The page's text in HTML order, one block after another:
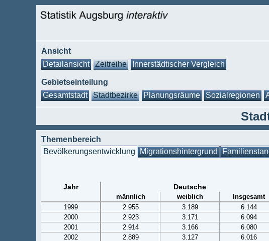
Ansicht
Detailansicht
Zeitreihe Innerstädtischer Vergleich
Gebietseinteilung
Gesamtstadt
Stadtbezirke Planungsräume Sozialregionen
Themenbereich
Bevölkerungsentwicklung Migrationshintergrund
Jahr Deutsche
männlich weiblich Insgesamt
1999
2.955 3.189 6.144
2000
2.923 3.171 6.094
2001
2.914 3.166 6.080
2002
2.889 3.127 6.016